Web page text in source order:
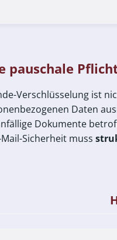
pauschale
Verschlüsselung ist
Daten
Dokumente
Sicherheit muss